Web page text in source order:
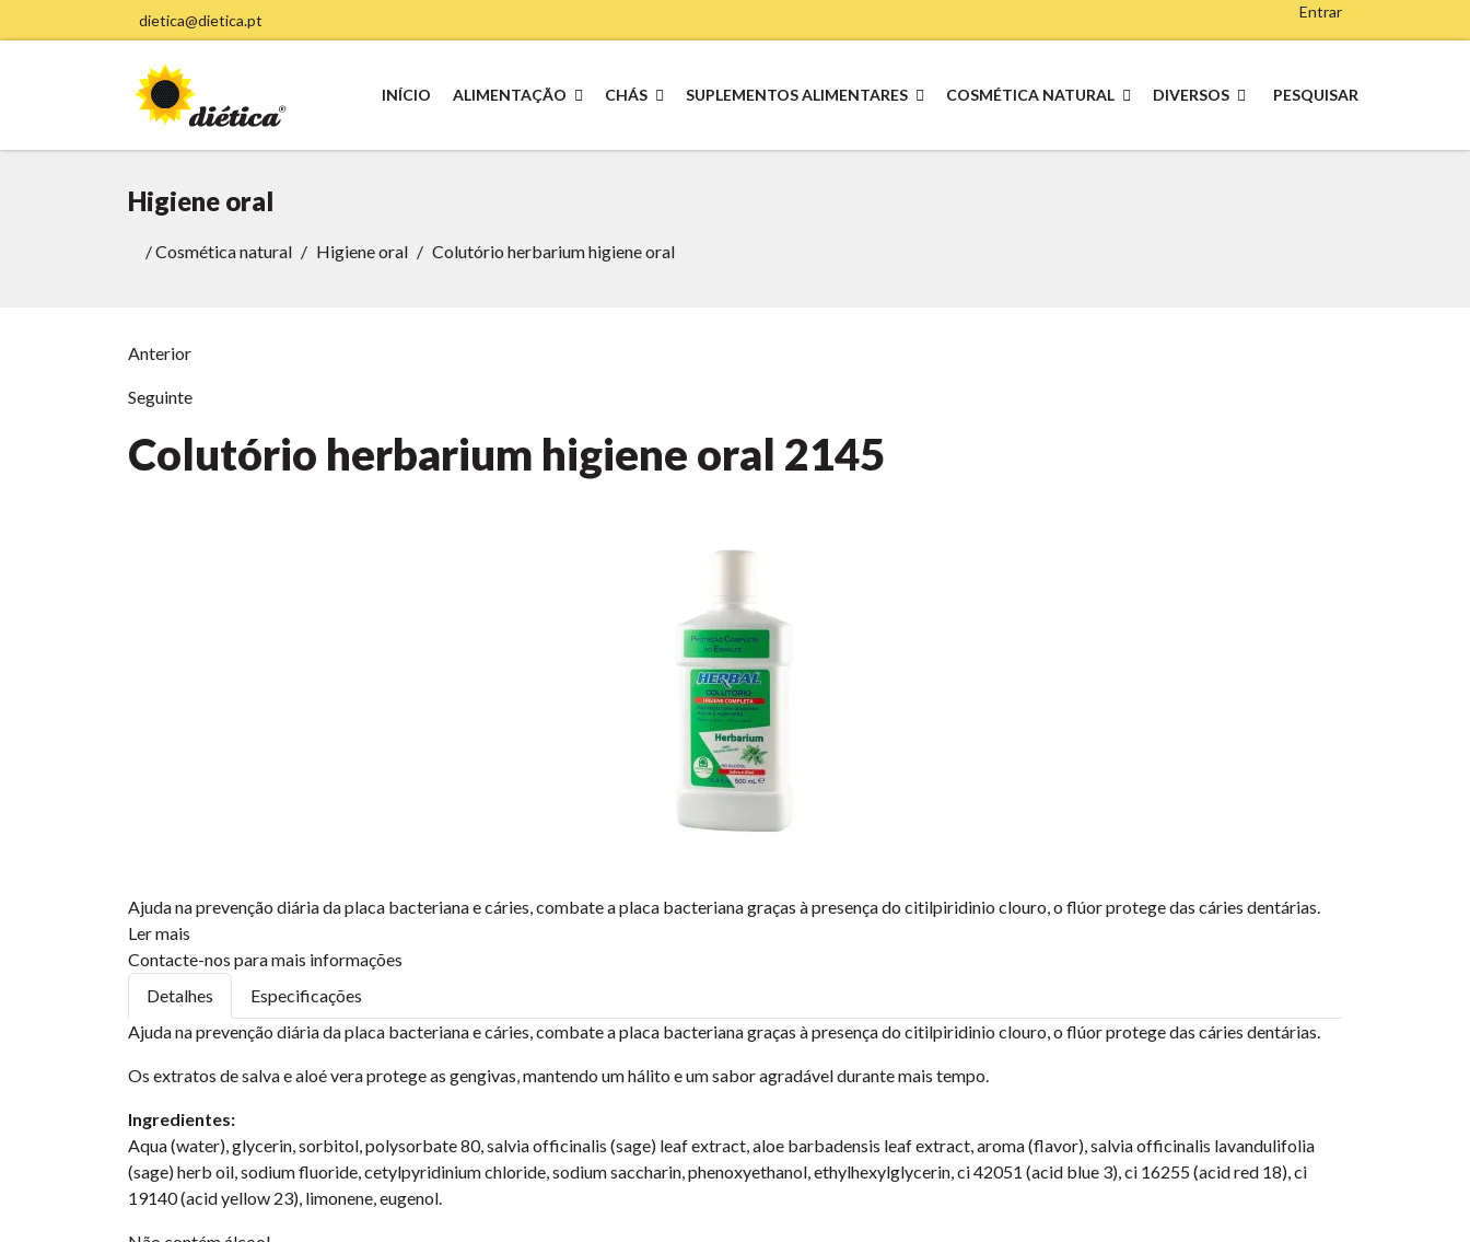
dietica@dietica.pt Entrar
INÍCIO ALIMENTAÇÃO CHÁS SUPLEMENTOS ALIMENTARES COSMÉTICA NATURAL DIVERSOS PESQUISAR
Higiene oral
/Cosmética natural Higiene oral Colutório herbarium higiene oral
Anterior
Seguinte
Colutório herbarium higiene oral 2145
Ajuda na prevenção diária da placa bacteriana e cáries, combate a placa bacteriana graças à presença do citilpiridinio clouro, o flúor protege das cáries dentárias.
Ler mais
Contacte-nos para mais informações
Detalhes
Especificações
Ajuda na prevenção diária da placa bacteriana e cáries, combate a placa bacteriana graças à presença do citilpiridinio clouro, o flúor protege das cáries dentárias.
Os extratos de salva e aloé vera protege as gengivas, mantendo um hálito e um sabor agradável durante mais tempo.
Ingredientes:
Aqua (water), glycerin, sorbitol, polysorbate 80, salvia officinalis (sage) leaf extract, aloe barbadensis leaf extract, aroma (flavor), salvia officinalis lavandulifolia
(sage) herb oil, sodium fluoride, cetylpyridinium chloride, sodium saccharin, phenoxyethanol, ethylhexylglycerin, ci 42051 (acid blue 3), ci 16255 (acid red 18), ci
19140 (acid yellow 23), limonene, eugenol.